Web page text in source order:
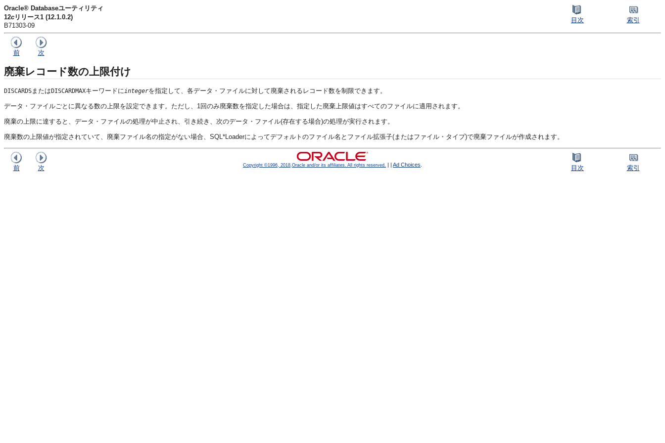
Oracle® Databaseユーティリティ
12c リリース1 (12.1.0.2)
B71303-09
目次 索引
前 次
廃棄レコード数の上限付け
DISCARDS またはDISCARDMAXキーワードに integerを指定して、各データ・ファイルに対して廃棄されるレコード数を制限できます。
データ・ファイルごとに異なる数の上限を設定できます。ただし、1回のみ廃棄数を指定した場合は、指定した廃棄上限値はすべてのファイルに適用されます。
廃棄の上限に達すると、データ・ファイルの処理が中止され、引き続き、次のデータ・ファイル(存在する場合)の処理が実行されます。
廃棄数の上限値が指定されていて、廃棄ファイル名の指定がない場合、SQL*Loaderによってデフォルトのファイル名とファイル拡張子(またはファイル・タイプ)で廃棄ファイルが作成されます。
前 次 Copyright ©1996, 2018,Oracle and/or its affiliates. All rights reserved. Ad Choices 目次 索引